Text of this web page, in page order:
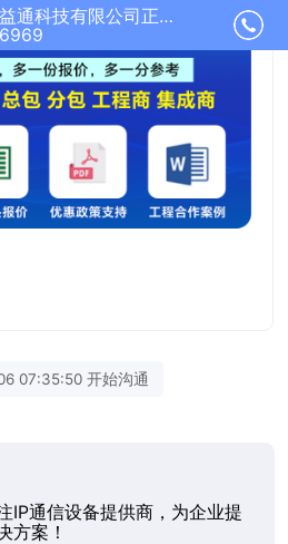
北京莱乐益通科技有限公司正在为您服务
07:35:50 开始沟通
IP通信设备提供商，为企业提
方案！